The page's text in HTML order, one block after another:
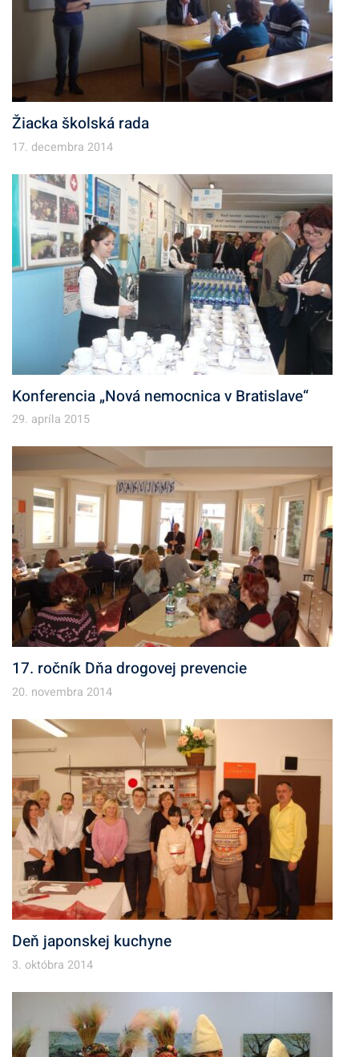
Žiacka školská rada
17. decembra 2014
Konferencia „Nová nemocnica v Bratislave“
29. apríla 2015
17. ročník Dňa drogovej prevencie
20. novembra 2014
Deň japonskej kuchyne
3. októbra 2014